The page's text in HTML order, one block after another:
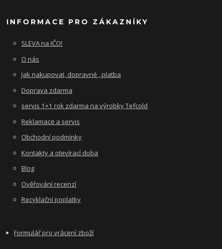
INFORMACE PRO ZÁKAZNÍKY
SLEVA na IČO!
O nás
Jak nakupovat, dopravné , platba
Doprava zdarma
servis 1+1 rok zdarma na výrobky Tefcold
Reklamace a servis
Obchodní podmínky
Kontakty a otevírací doba
Blog
Ověřování recenzí
Recyklační poplatky
Formulář pro vrácení zboží